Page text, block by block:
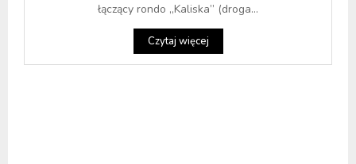
łączący rondo „Kaliska” (droga...
Czytaj więcej